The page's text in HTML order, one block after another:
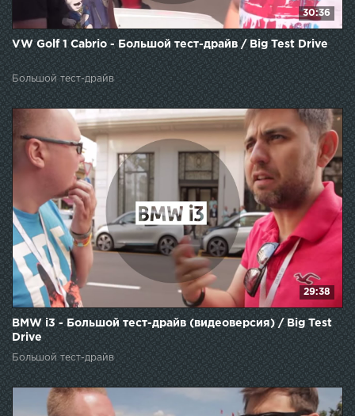
30:36
VW Golf 1 Cabrio - Большой тест-драйв / Big Test Drive
Большой тест-драйв
29:38
BMW i3 - Большой тест-драйв (видеоверсия) / Big Test
Drive
Большой тест-драйв